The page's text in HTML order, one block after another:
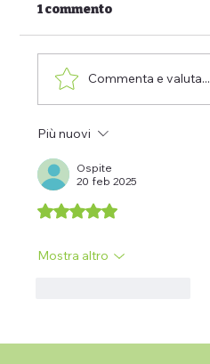
poco
1 commento
Commenta e valuta...
Più nuovi
Ospite
20 feb 2025
Valutazione 5 stelle su 5.
Mostra altro